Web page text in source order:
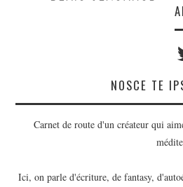
NOSCE TE
Carnet de route d'un créateur qui
Ici, on parle d'écriture, de fantasy,